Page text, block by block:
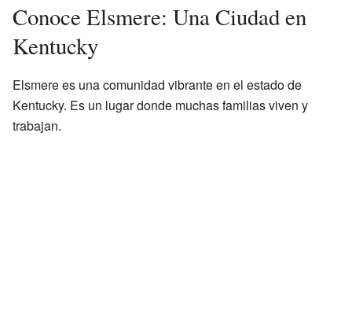
Conoce Elsmere: Una Ciudad en
Kentucky
Elsmere es una comunidad vibrante en el estado de
Kentucky. Es un lugar donde muchas familias viven y
trabajan.